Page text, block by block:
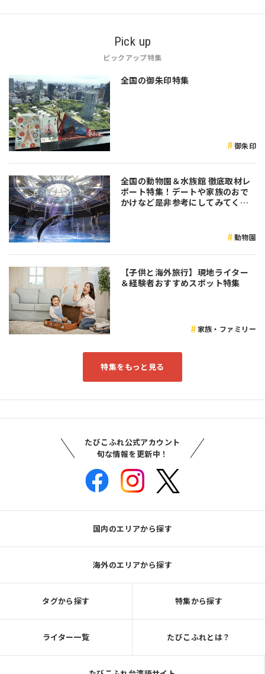
Pick up
ピックアップ特集
全国の御朱印特集
御朱印
全国の動物園＆水族館 徹底取材レ
ポート特集！デートや家族のおで
かけなど是非参考にしてみてくだ
動物園
【子供と海外旅行】現地ライター
＆経験者おすすめスポット特集
家族・ファミリー
特集をもっと見る
たびこふれ公式アカウント
旬な情報を更新中！
国内のエリアから探す
海外のエリアから探す
タグから探す 特集から探す
ライター一覧 たびこふれとは？